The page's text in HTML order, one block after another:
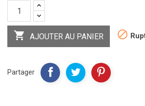
 AJOUTER AU PANIER 
Partager